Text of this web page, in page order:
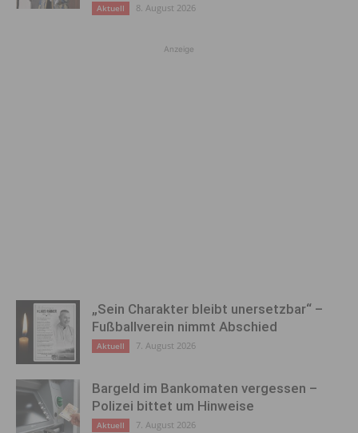
Aktuell 8. August 2026
Anzeige
„Sein Charakter bleibt unersetzbar“ –
Fußballverein nimmt Abschied
Aktuell 7. August 2026
Bargeld im Bankomaten vergessen –
Polizei bittet um Hinweise
Aktuell 7. August 2026